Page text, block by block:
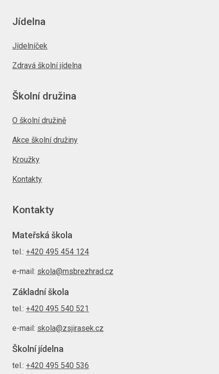
Jídelna
Jídelníček
Zdravá školní jídelna
Školní družina
O školní družině
Akce školní družiny
Kroužky
Kontakty
Kontakty
Mateřská škola
tel.: +420 495 454 124
e-mail: skola@msbrezhrad.cz
Základní škola
tel.: +420 495 540 521
e-mail: skola@zsjirasek.cz
Školní jídelna
tel.: +420 495 540 536